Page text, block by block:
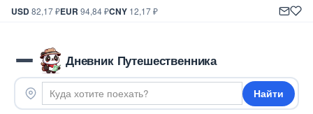
USD82,17 ₽EUR 94,84 ₽CNY 12,17 ₽
Дневник Путешественника
Найти